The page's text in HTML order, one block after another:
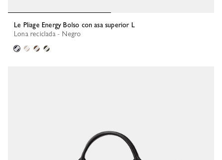
Le Pliage Energy Bolso con asa superior L
Lona reciclada - Negro